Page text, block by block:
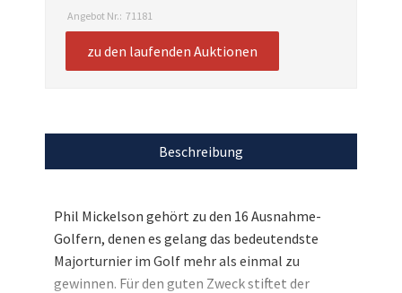
Angebot Nr.: 71181
zu den laufenden Auktionen
Beschreibung
Phil Mickelson gehört zu den 16 Ausnahme-
Golfern, denen es gelang das bedeutendste
Majorturnier im Golf mehr als einmal zu
gewinnen. Für den guten Zweck stiftet der